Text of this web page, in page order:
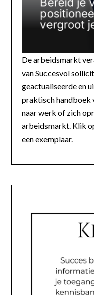
De arbeidsmarkt
van Succesvol
geactualiseerde en
praktisch handboek
naar werk of zich
arbeidsmarkt. Klik
een exemplaar.